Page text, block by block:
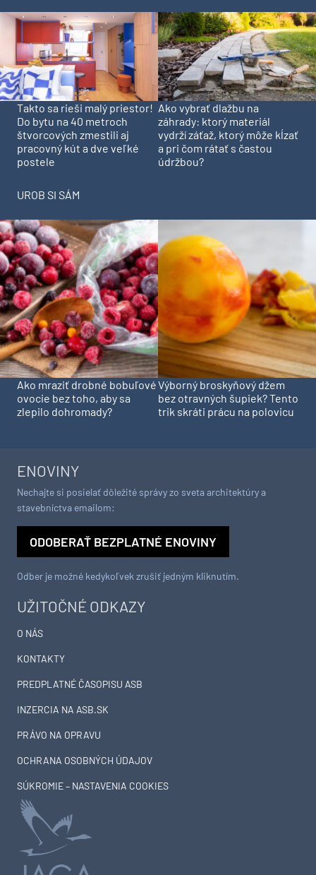
Takto sa rieši malý priestor!
Do bytu na 40 metroch
štvorcových zmestili aj
pracovný kút a dve veľké
postele
Ako vybrať dlažbu na
záhrady: ktorý materiál
vydrží záťaž, ktorý môže kĺzať
a pri čom rátať s častou
údržbou?
UROB SI SÁM
Ako mraziť drobné bobuľové
ovocie bez toho, aby sa
zlepilo dohromady?
Výborný broskyňový džem
bez otravných šupiek? Tento
trik skráti prácu na polovicu
UŽITOČNÉ ODKAZY
O NÁS
KONTAKTY
PREDPLATNÉ ČASOPISU ASB
INZERCIA NA ASB.SK
PRÁVO NA OPRAVU
OCHRANA OSOBNÝCH ÚDAJOV
SÚKROMIE – NASTAVENIA COOKIES
ENOVINY
Nechajte si posielať dôležité správy zo sveta architektúry a
stavebníctva emailom:
ODOBERAŤ BEZPLATNÉ ENOVINY
Odber je možné kedykoľvek zrušiť jedným kliknutím.